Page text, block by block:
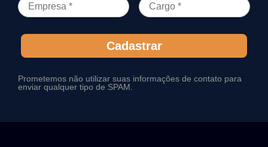
Cadastrar
Prometemos não utilizar suas informações de contato para
enviar qualquer tipo de SPAM.